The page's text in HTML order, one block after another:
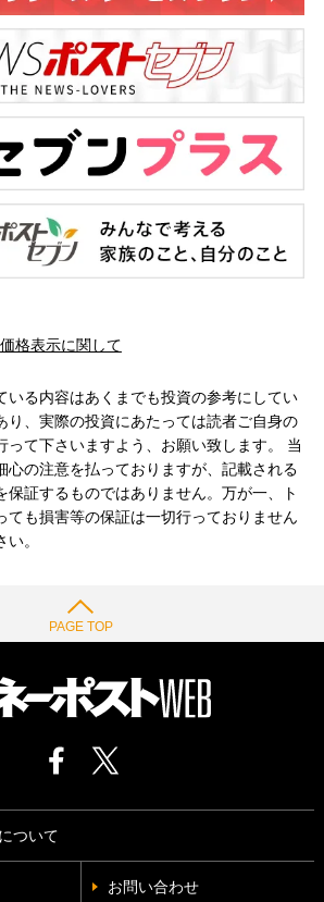
価格表示に関して
いる内容はあくまでも投資の参考にしてい
り、実際の投資にあたっては読者ご自身の
って下さいますよう、お願い致します。 当
心の注意を払っておりますが、記載される
保証するものではありません。万が一、ト
ても損害等の保証は一切行っておりません
。
PAGE TOP
ついて
お問い合わせ